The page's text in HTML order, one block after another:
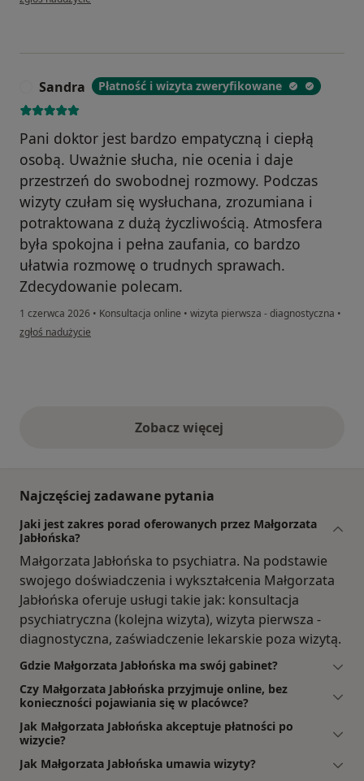
Sandra Płatność i wizyta zweryfikowane
Pani doktor jest bardzo empatyczną i ciepłą
osobą. Uważnie słucha, nie ocenia i daje
przestrzeń do swobodnej rozmowy. Podczas
wizyty czułam się wysłuchana, zrozumiana i
potraktowana z dużą życzliwością. Atmosfera
była spokojna i pełna zaufania, co bardzo
ułatwia rozmowę o trudnych sprawach.
Zdecydowanie polecam.
1 czerwca 2026 • Konsultacja online • wizyta pierwsza - diagnostyczna •
w opinii użytkownika Sandra
zgłoś nadużycie
Zobacz więcejopinie powyżej
Najczęściej zadawane pytania
Jaki jest zakres porad oferowanych przez Małgorzata
Jabłońska?
Małgorzata Jabłońska to psychiatra. Na podstawie
swojego doświadczenia i wykształcenia Małgorzata
Jabłońska oferuje usługi takie jak: konsultacja
psychiatryczna (kolejna wizyta), wizyta pierwsza -
diagnostyczna, zaświadczenie lekarskie poza wizytą.
Gdzie Małgorzata Jabłońska ma swój gabinet?
Czy Małgorzata Jabłońska przyjmuje online, bez
konieczności pojawiania się w placówce?
Jak Małgorzata Jabłońska akceptuje płatności po
wizycie?
Jak Małgorzata Jabłońska umawia wizyty?